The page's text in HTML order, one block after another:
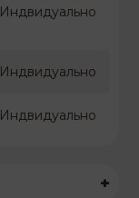
Индвидуально
Индвидуально
Индвидуально
+